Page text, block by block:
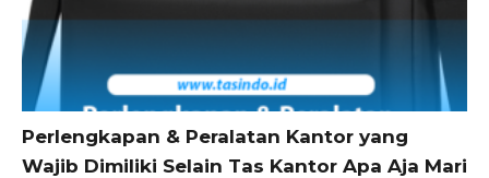
Perlengkapan & Peralatan Kantor yang
Wajib Dimiliki Selain Tas Kantor Apa Aja Mari